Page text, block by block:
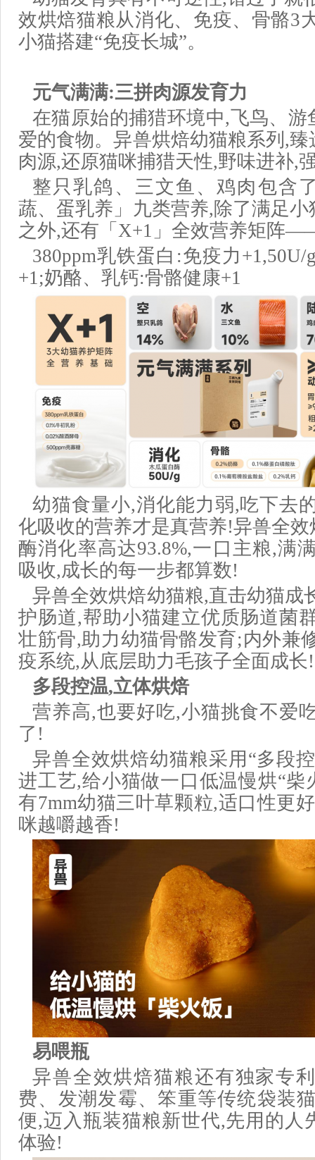
效烘焙猫粮从消化、免疫、骨骼3
小猫搭建“免疫长城”。
元气满满:三拼肉源发育力
在猫原始的捕猎环境中,飞鸟、游
爱的食物。异兽烘焙幼猫粮系列,
肉源,还原猫咪捕猎天性,野味进补,
整只乳鸽、三文鱼、鸡肉包含
蔬、蛋乳养」九类营养,除了满足
之外,还有「X+1」全效营养矩阵
380ppm乳铁蛋白:免疫力
+1;奶酪、乳钙:骨骼健康+1
幼猫食量小,消化能力弱,吃下去
化吸收的营养才是真营养!异兽全
酶消化率高达93.8%,一口主粮,满
吸收,成长的每一步都算数!
异兽全效烘焙幼猫粮,直击幼猫
护肠道,帮助小猫建立优质肠道
壮筋骨,助力幼猫骨骼发育;内外兼
疫系统,从底层助力毛孩子全面成长!
多段控温,立体烘焙
营养高,也要好吃,小猫挑食不爱
了!
异兽全效烘焙幼猫粮采用“多段
进工艺,给小猫做一口低温慢烘“柴
有7mm幼猫三叶草颗粒,适口性更
咪越嚼越香!
易喂瓶
异兽全效烘焙猫粮还有独家专
费、发潮发霉、笨重等传统袋装
便,迈入瓶装猫粮新世代,先用的人
体验!